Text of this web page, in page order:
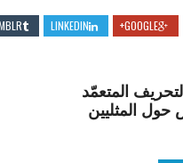
GOOGLE+
LINKEDIN
المتعمّد
حول المثليين